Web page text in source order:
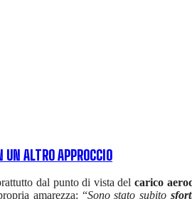
ALTRO APPROCCIO
dal punto di vista del carico
amarezza: “Sono stato subito